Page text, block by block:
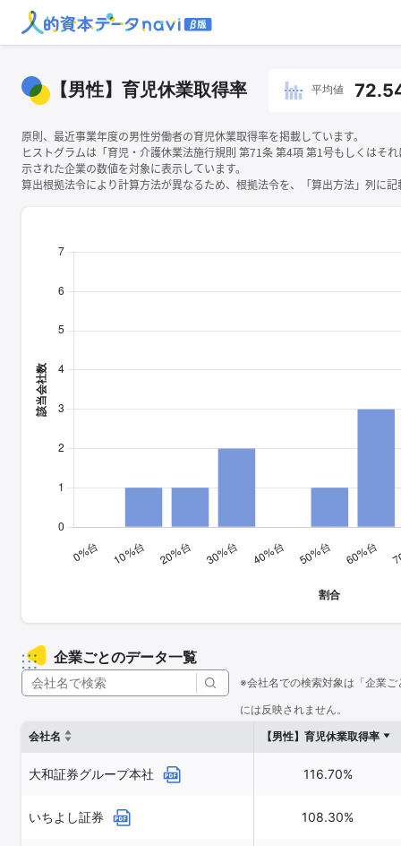
【男性】育児休業取得率 平均値
原則、最近事業年度の男性労働者の育児休業取得率を掲載しています。
ヒストグラムは「育児・介護休業法施行規則 第71条 第4項 第1号もしくはそ
示された企業の数値を対象に表示しています。
算出根拠法令により計算方法が異なるため、根拠法令を、「算出方法」列に
企業ごとのデータ一覧
※会社名での検索対象は「企業
には反映されません。
会社名
【男性】育児休業取得率
大和証券グループ本社 116.70%
いちよし証券 108.30%